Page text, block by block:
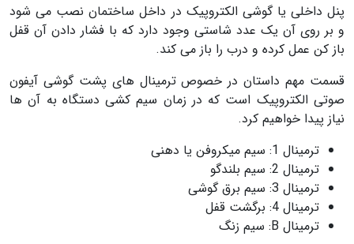
پنل داخلی یا گوشی الکتروپیک در داخل ساختمان نصب می شود
و بر روی آن یک عدد شاستی وجود دارد که با فشار دادن آن قفل
باز کن عمل کرده و درب را باز می کند.
قسمت مهم داستان در خصوص ترمینال های پشت گوشی آیفون
صوتی الکتروپیک است که در زمان سیم کشی دستگاه به آن ها
نیاز پیدا خواهیم کرد.
ترمینال 1: سیم میکروفن یا دهنی
ترمینال 2: سیم بلندگو
ترمینال 3: سیم برق گوشی
ترمینال 4: برگشت قفل
ترمینال B: سیم زنگ